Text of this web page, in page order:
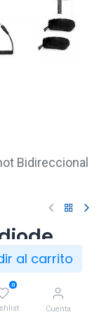
al carrito
0
Cuenta
Bidireccional